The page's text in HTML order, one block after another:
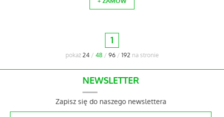
1
pokaż24/ 48/ 96/ 192 na stronie
NEWSLETTER
Zapisz się do naszego newslettera